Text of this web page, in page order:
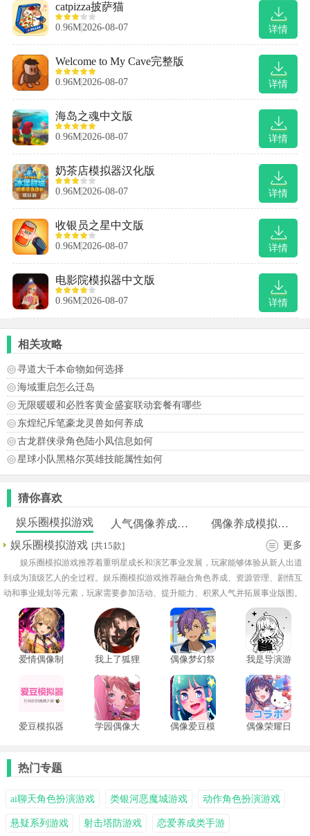
详情
catpizza披萨猫
0.96M2026-08-07
详情
Welcome to My Cave完整版
0.96M2026-08-07
详情
海岛之魂中文版
0.96M2026-08-07
详情
奶茶店模拟器汉化版
0.96M2026-08-07
详情
收银员之星中文版
0.96M2026-08-07
详情
电影院模拟器中文版
0.96M2026-08-07
相关攻略
寻道大千本命物如何选择
海域重启怎么迁岛
无限暖暖和必胜客黄金盛宴联动套餐有哪些
东煌纪斥笔豪龙灵兽如何养成
古龙群侠录角色陆小凤信息如何
星球小队黑格尔英雄技能属性如何
猜你喜欢
娱乐圈模拟游戏 人气偶像养成类游戏
偶像养成模拟类游戏
娱乐圈模拟游戏 [共15款] 更多
娱乐圈模拟游戏推荐着重明星成长和演艺事业发展，玩家能够体验从新人出道
到成为顶级艺人的全过程。娱乐圈模拟游戏推荐融合角色养成、资源管理、剧情互
动和事业规划等元素，玩家需要参加活动、提升能力、积累人气并拓展事业版图。
模拟娱乐圈的游戏手机版大全还包括经纪公司经营和影视制作等玩法，让整体体验
更加丰富。
爱情偶像制
我上了狐狸
偶像梦幻祭
我是导演游
爱豆模拟器
学园偶像大
偶像爱豆模
偶像荣耀日
热门专题
ai聊天角色扮演游戏 类银河恶魔城游戏 动作角色扮演游戏
悬疑系列游戏 射击塔防游戏 恋爱养成类手游